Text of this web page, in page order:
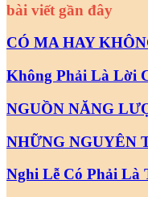
bài viết gần đây
CÓ MA HAY
Không Phải Là Lời
NGUỒN NĂNG
NHỮNG NGUYÊN
Nghi Lễ Có Phải Là